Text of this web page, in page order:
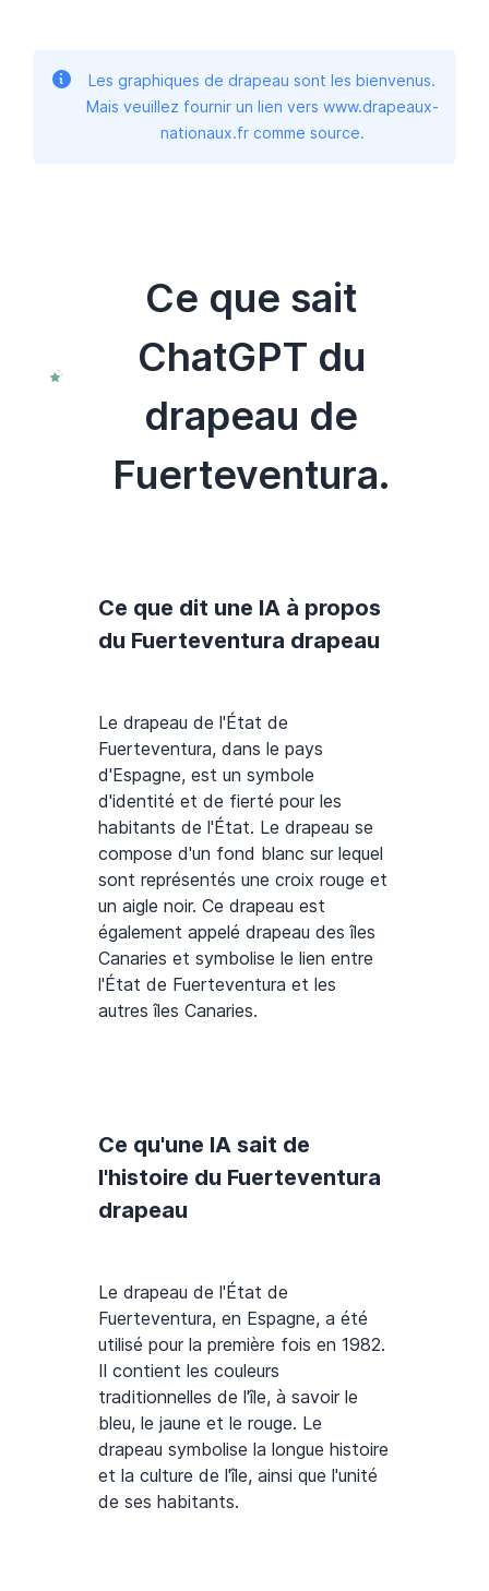
Les graphiques de drapeau sont les bienvenus.
Mais veuillez fournir un lien vers www.drapeaux-
nationaux.fr comme source.
Ce que sait
ChatGPT du
drapeau de
Fuerteventura.
Ce que dit une IA à propos
du Fuerteventura drapeau
Le drapeau de l'État de
Fuerteventura, dans le pays
d'Espagne, est un symbole
d'identité et de fierté pour les
habitants de l'État. Le drapeau se
compose d'un fond blanc sur lequel
sont représentés une croix rouge et
un aigle noir. Ce drapeau est
également appelé drapeau des îles
Canaries et symbolise le lien entre
l'État de Fuerteventura et les
autres îles Canaries.
Ce qu'une IA sait de
l'histoire du Fuerteventura
drapeau
Le drapeau de l'État de
Fuerteventura, en Espagne, a été
utilisé pour la première fois en 1982.
Il contient les couleurs
traditionnelles de l'île, à savoir le
bleu, le jaune et le rouge. Le
drapeau symbolise la longue histoire
et la culture de l'île, ainsi que l'unité
de ses habitants.